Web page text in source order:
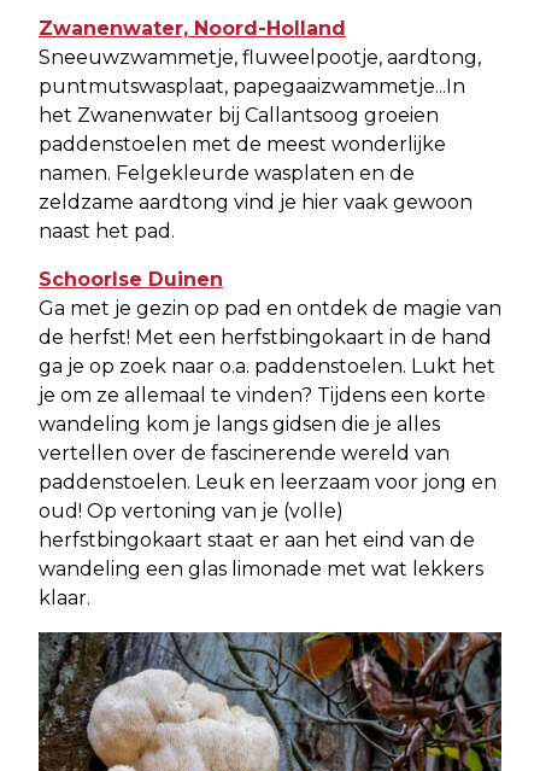
Zwanenwater, Noord-Holland
Sneeuwzwammetje, fluweelpootje, aardtong,
puntmutswasplaat, papegaaizwammetje...In
het Zwanenwater bij Callantsoog groeien
paddenstoelen met de meest wonderlijke
namen. Felgekleurde wasplaten en de
zeldzame aardtong vind je hier vaak gewoon
naast het pad.
Schoorlse Duinen
Ga met je gezin op pad en ontdek de magie van
de herfst! Met een herfstbingokaart in de hand
ga je op zoek naar o.a. paddenstoelen. Lukt het
je om ze allemaal te vinden? Tijdens een korte
wandeling kom je langs gidsen die je alles
vertellen over de fascinerende wereld van
paddenstoelen. Leuk en leerzaam voor jong en
oud! Op vertoning van je (volle)
herfstbingokaart staat er aan het eind van de
wandeling een glas limonade met wat lekkers
klaar.